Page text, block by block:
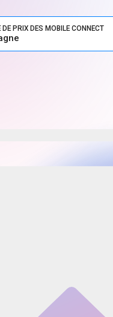
DE PRIX DES MOBILE CONNECT